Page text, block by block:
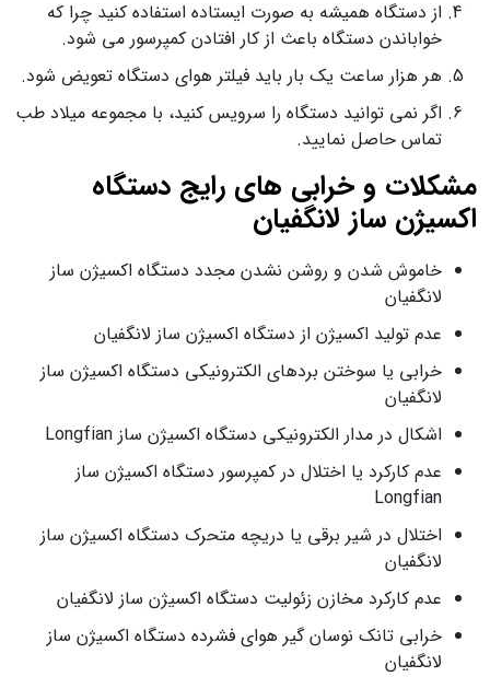
از دستگاه همیشه به صورت ایستاده استفاده کنید چرا که
خواباندن دستگاه باعث از کار افتادن کمپرسور می شود.
هر هزار ساعت یک بار باید فیلتر هوای دستگاه تعویض شود.
اگر نمی توانید دستگاه را سرویس کنید، با مجموعه میلاد طب
تماس حاصل نمایید.
مشکلات و خرابی های رایج دستگاه
اکسیژن ساز لانگفیان
خاموش شدن و روشن نشدن مجدد دستگاه اکسیژن ساز
لانگفیان
عدم تولید اکسیژن از دستگاه اکسیژن ساز لانگفیان
خرابی یا سوختن بردهای الکترونیکی دستگاه اکسیژن ساز
لانگفیان
اشکال در مدار الکترونیکی دستگاه اکسیژن ساز Longfian
عدم کارکرد یا اختلال در کمپرسور دستگاه اکسیژن ساز
Longfian
اختلال در شیر برقی یا دریچه متحرک دستگاه اکسیژن ساز
لانگفیان
عدم کارکرد مخازن زئولیت دستگاه اکسیژن ساز لانگفیان
خرابی تانک نوسان گیر هوای فشرده دستگاه اکسیژن ساز
لانگفیان